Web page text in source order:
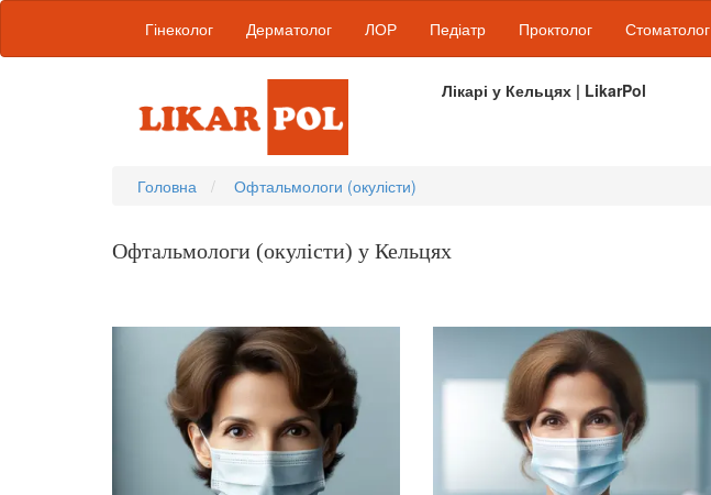
Гінеколог Дерматолог ЛОР Педіатр Проктолог Стоматолог
Лікарі у Кельцях | LikarPol
Головна Офтальмологи (окулісти)
Офтальмологи (окулісти) у Кельцях